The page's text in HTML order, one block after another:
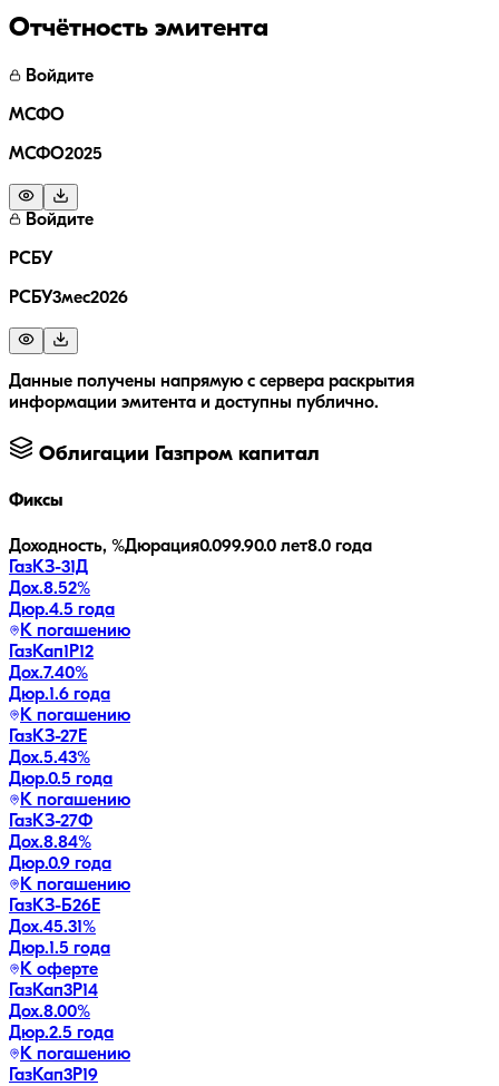
Отчётность эмитента
Войдите
МСФО
МСФО2025
Войдите
РСБУ
РСБУ3мес2026
Данные получены напрямую с сервера раскрытия
информации эмитента и доступны публично.
Облигации Газпром капитал
Фиксы
Доходность, %Дюрация0.099.90.0 лет8.0 года
ГазКЗ-31Д
Дох.8.52%
Дюр.4.5 года
К погашению
ГазКап1P12
Дох.7.40%
Дюр.1.6 года
К погашению
ГазКЗ-27Е
Дох.5.43%
Дюр.0.5 года
К погашению
ГазКЗ-27Ф
Дох.8.84%
Дюр.0.9 года
К погашению
ГазКЗ-Б26Е
Дох.45.31%
Дюр.1.5 года
К оферте
ГазКап3P14
Дох.8.00%
Дюр.2.5 года
К погашению
ГазКап3P19